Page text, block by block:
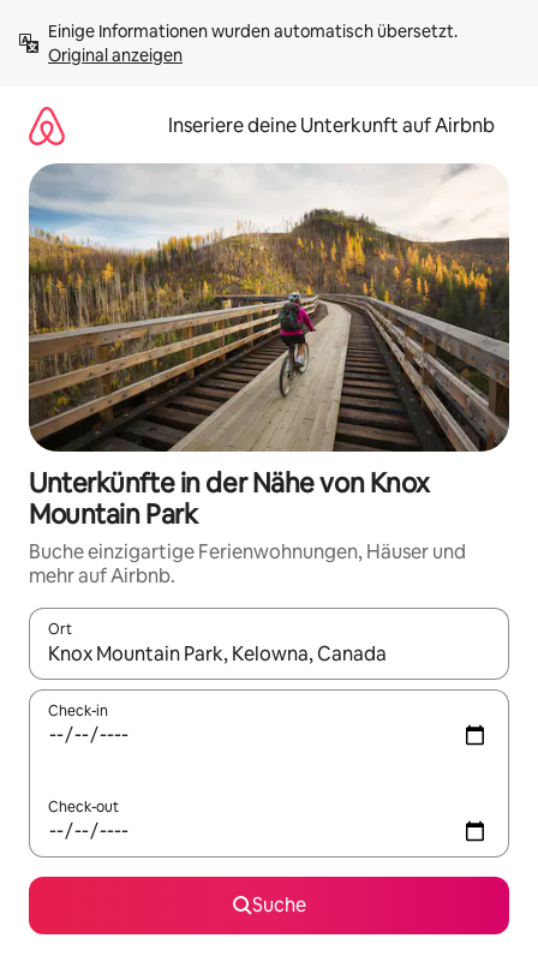
Inhalten
springenOriginal anzeigen
Inseriere deine Unterkunft auf Airbnb
Unterkünfte in der Nähe von Knox
Mountain Park
Buche einzigartige Ferienwohnungen, Häuser und
mehr auf Airbnb.
Ort
Wenn Ergebnisse verfügbar sind, navigiere mit den
Check-in
Check-out
Suche